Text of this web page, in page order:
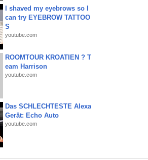
I shaved my eyebrows so I
can try EYEBROW TATTOO
S
youtube.com
ROOMTOUR KROATIEN ? T
eam Harrison
youtube.com
Das SCHLECHTESTE Alexa
Gerät: Echo Auto
youtube.com